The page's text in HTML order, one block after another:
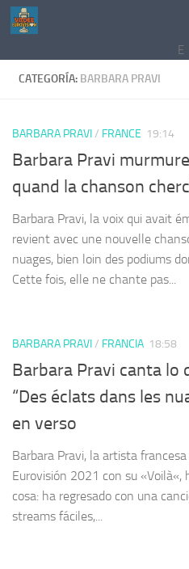
Saltar al contenido
E
CATEGORÍA: BARBARA PRAVI
BARBARA PRAVI/ FRANCE 19:14
Barbara Pravi
quand la chanson
Barbara Pravi, la voix qui avait
revient avec une nouvelle
nuages, bien loin des podiums
Cette fois, elle ne chante pas...
BARBARA PRAVI/ FRANCIA 18:58
Barbara Pravi canta lo
“Des éclats dans les
en verso
Barbara Pravi, la artista
Eurovisión 2021 con su «Voilà«,
cosa: ha regresado con una
streams fáciles,...